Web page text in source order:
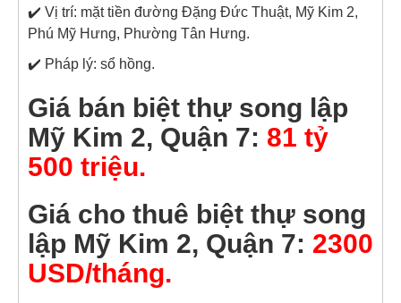
✔️ Vị trí: mặt tiền đường Đặng Đức Thuật, Mỹ Kim 2,
Phú Mỹ Hưng, Phường Tân Hưng.
✔️ Pháp lý: sổ hồng.
Giá bán biệt thự song lập
Mỹ Kim 2, Quận 7: 81 tỷ
500 triệu.
Giá cho thuê biệt thự song
lập Mỹ Kim 2, Quận 7: 2300
USD/tháng.